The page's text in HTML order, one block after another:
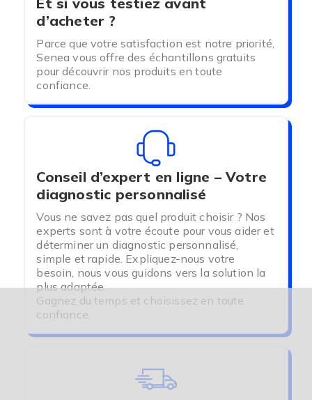
d’acheter ?
Parce que votre satisfaction est notre priorité,
Senea vous offre des échantillons gratuits
pour découvrir nos produits en toute
confiance.
Conseil d’expert en ligne – Votre
diagnostic personnalisé
Vous ne savez pas quel produit choisir ? Nos
experts sont à votre écoute pour vous aider et
déterminer un diagnostic personnalisé,
simple et rapide. Expliquez-nous votre
besoin, nous vous guidons vers la solution la
plus adaptée.
Gagnez du temps et choisissez en toute
confiance.